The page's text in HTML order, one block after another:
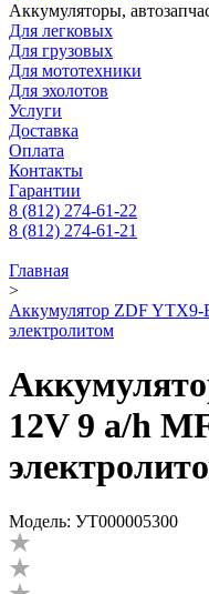
Аккумуляторы,
Для легковых
Для грузовых
Для мототехники
Для эхолотов
Услуги
Доставка
Оплата
Контакты
Гарантии
8 (812) 274-61-22
8 (812) 274-61-21
Главная
>
Аккумулятор ZDF
электролитом
12V 9 a/h
Модель: УТ000005300